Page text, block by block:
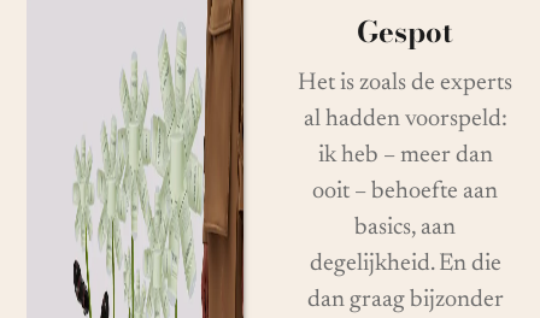
Gespot
Het is zoals de experts
al hadden voorspeld:
ik heb – meer dan
ooit – behoefte aan
basics, aan
degelijkheid. En die
dan graag bijzonder